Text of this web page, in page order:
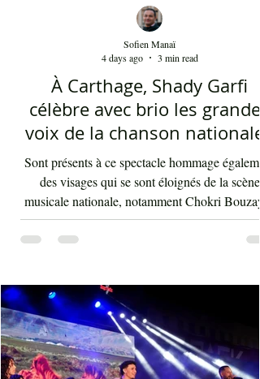
À Carthage, Shady Garfi
célèbre avec brio les grandes
voix de la chanson nationale
Par Sofien Manaï
Sont présents à ce spectacle hommage
des visages qui se sont éloignés de la scène
nouveau sur scène. Par la suite, c'était autour
d'Asma Ben Ahmed, une voix à la fois
et subliminale. À côté de celle-ci vient Ahmed
Rebaï, un élégant chanteur, présent maintenant
dans l'univers du chant national depuis au
Sofien Manaï
4 days ago
3 min read